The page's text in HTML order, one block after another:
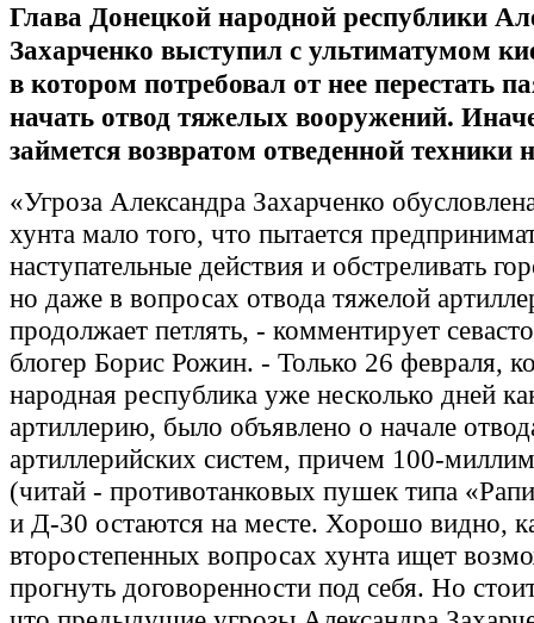
Глава Донецкой народной республики
Захарченко выступил с ультиматумом
в котором потребовал от нее перестать
начать отвод тяжелых вооружений.
займется возвратом отведенной техники
«Угроза Александра Захарченко
хунта мало того, что пытается
наступательные действия и обстреливать
но даже в вопросах отвода тяжелой
продолжает петлять, - комментирует
блогер Борис Рожин. - Только 26 февраля,
народная республика уже несколько дней
артиллерию, было объявлено о начале
артиллерийских систем, причем 100-
(читай - противотанковых пушек типа
и Д-30 остаются на месте. Хорошо видно,
второстепенных вопросах хунта ищет
прогнуть договоренности под себя. Но